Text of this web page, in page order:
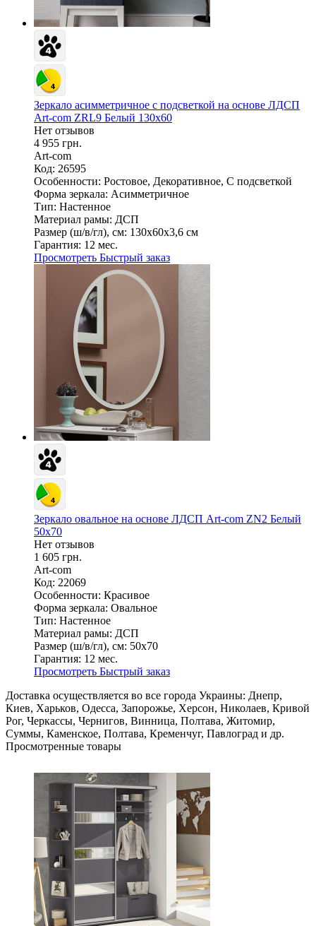
Зеркало асимметричное с подсветкой на основе ЛДСП
Art-com ZRL9 Белый 130х60
Нет отзывов
4 955 грн.
Art-com
Код: 26595
Особенности: Ростовое, Декоративное, С подсветкой
Форма зеркала: Асимметричное
Тип: Настенное
Материал рамы: ДСП
Размер (ш/в/гл), см: 130х60х3,6 см
Гарантия: 12 мес.
Просмотреть Быстрый заказ
Зеркало овальное на основе ЛДСП Art-com ZN2 Белый
50х70
Нет отзывов
1 605 грн.
Art-com
Код: 22069
Особенности: Красивое
Форма зеркала: Овальное
Тип: Настенное
Материал рамы: ДСП
Размер (ш/в/гл), см: 50х70
Гарантия: 12 мес.
Просмотреть Быстрый заказ
Доставка осуществляется во все города Украины: Днепр,
Киев, Харьков, Одесса, Запорожье, Херсон, Николаев, Кривой
Рог, Черкассы, Чернигов, Винница, Полтава, Житомир,
Суммы, Каменское, Полтава, Кременчуг, Павлоград и др.
Просмотренные товары